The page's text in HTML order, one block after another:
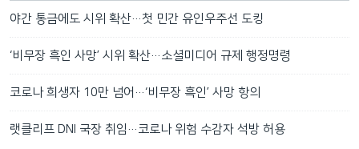
야간 통금에도 시위 확산…첫 민간 유인우주선 도킹
‘비무장 흑인 사망’ 시위 확산…소셜미디어 규제 행정명령
코로나 희생자 10만 넘어…‘비무장 흑인’ 사망 항의
랫클리프 DNI 국장 취임…코로나 위험 수감자 석방 허용